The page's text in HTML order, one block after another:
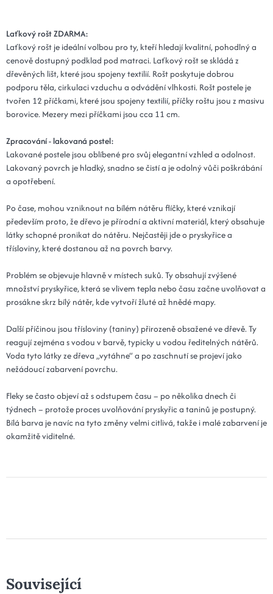
Laťkový rošt ZDARMA:
Laťkový rošt je ideální volbou pro ty, kteří hledají kvalitní, pohodlný a
cenově dostupný podklad pod matraci. Laťkový rošt se skládá z
dřevěných lišt, které jsou spojeny textilií. Rošt poskytuje dobrou
podporu těla, cirkulaci vzduchu a odvádění vlhkosti. Rošt postele je
tvořen 12 příčkami, které jsou spojeny textilií, příčky roštu jsou z masivu
borovice. Mezery mezi příčkami jsou cca 11 cm.
Zpracování - lakovaná postel:
Lakované postele jsou oblíbené pro svůj elegantní vzhled a odolnost.
Lakovaný povrch je hladký, snadno se čistí a je odolný vůči poškrábání
a opotřebení.
Po čase, mohou vzniknout na bílém nátěru flíčky, které vznikají
především proto, že dřevo je přírodní a aktivní materiál, který obsahuje
látky schopné pronikat do nátěru. Nejčastěji jde o pryskyřice a
třísloviny, které dostanou až na povrch barvy.
Problém se objevuje hlavně v místech suků. Ty obsahují zvýšené
množství pryskyřice, která se vlivem tepla nebo času začne uvolňovat a
prosákne skrz bílý nátěr, kde vytvoří žluté až hnědé mapy.
Další příčinou jsou třísloviny (taniny) přirozeně obsažené ve dřevě. Ty
reagují zejména s vodou v barvě, typicky u vodou ředitelných nátěrů.
Voda tyto látky ze dřeva „vytáhne“ a po zaschnutí se projeví jako
nežádoucí zabarvení povrchu.
Fleky se často objeví až s odstupem času – po několika dnech či
týdnech – protože proces uvolňování pryskyřic a taninů je postupný.
Bílá barva je navíc na tyto změny velmi citlivá, takže i malé zabarvení je
okamžitě viditelné.
Související